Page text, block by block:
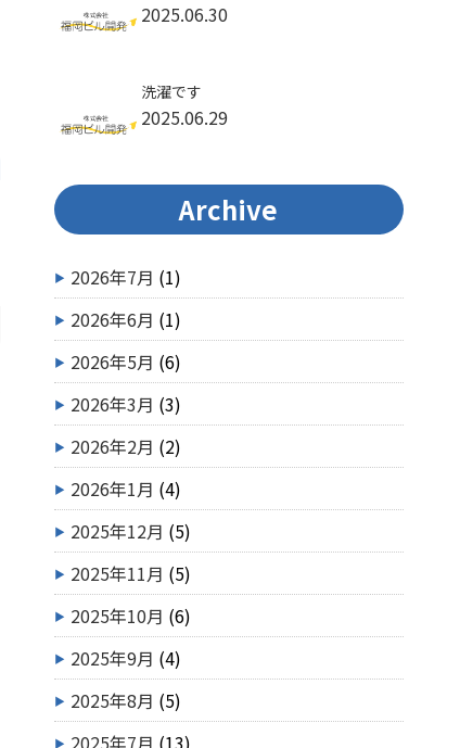
2025.06.30
洗濯です
2025.06.29
Archive
2026年7月 (1)
2026年6月 (1)
2026年5月 (6)
2026年3月 (3)
2026年2月 (2)
2026年1月 (4)
2025年12月 (5)
2025年11月 (5)
2025年10月 (6)
2025年9月 (4)
2025年8月 (5)
2025年7月 (13)